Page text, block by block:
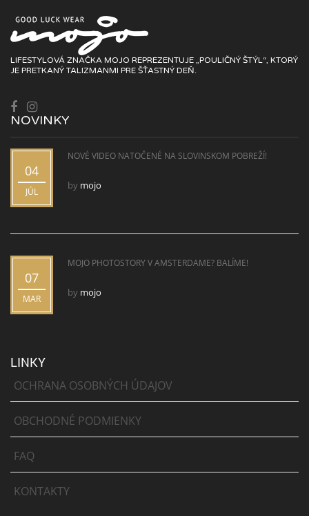
LIFESTYLOVÁ ZNAČKA MOJO REPREZENTUJE „POULIČNÝ ŠTÝL“, KTORÝ
JE PRETKANÝ TALIZMANMI PRE ŠŤASTNÝ DEŇ.
NOVINKY
04
JÚL
NOVÉ VIDEO NATOČENÉ NA SLOVINSKOM POBREŽÍ!
by mojo
07
MAR
MOJO PHOTOSTORY V AMSTERDAME? BALÍME!
by mojo
LINKY
OCHRANA OSOBNÝCH ÚDAJOV
OBCHODNÉ PODMIENKY
FAQ
KONTAKTY